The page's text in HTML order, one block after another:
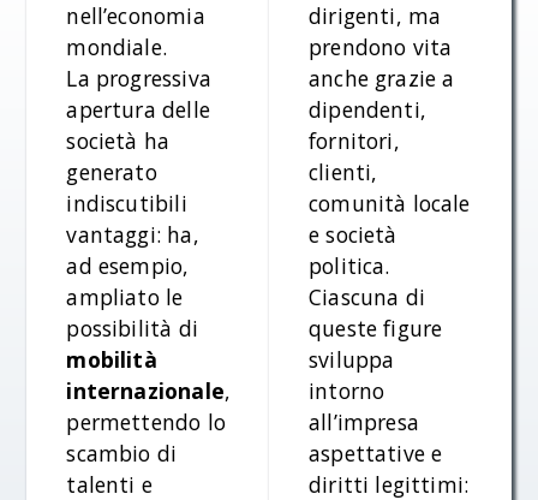
nell’economia
mondiale.
La progressiva
apertura delle
società ha
generato
indiscutibili
vantaggi: ha,
ad esempio,
ampliato le
possibilità di
mobilità
internazionale,
permettendo lo
scambio di
talenti e
dirigenti, ma
prendono vita
anche grazie a
dipendenti,
fornitori,
clienti,
comunità locale
e società
politica.
Ciascuna di
queste figure
sviluppa
intorno
all’impresa
aspettative e
diritti legittimi: